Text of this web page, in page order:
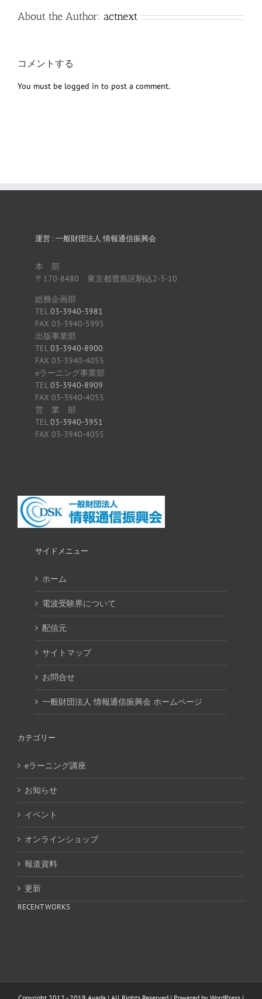
About the Author: actnext
コメントする
You must be logged in to post a comment.
運営 : 一般財団法人 情報通信振興会
本 部
〒170-8480 東京都豊島区駒込2-3-10
総務企画部
TEL03-3940-3981
FAX 03-3940-5995
出版事業部
TEL03-3940-8900
FAX 03-3940-4055
eラーニング事業部
TEL03-3940-8909
FAX 03-3940-4055
営 業 部
TEL03-3940-3951
FAX 03-3940-4055
サイドメニュー
ホーム
電波受験界について
配信元
サイトマップ
お問合せ
一般財団法人 情報通信振興会 ホームページ
カテゴリー
eラーニング講座
お知らせ
イベント
オンラインショップ
報道資料
更新
RECENT WORKS